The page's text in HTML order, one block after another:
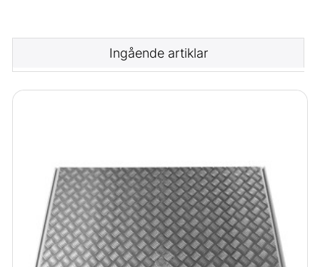
Ingående artiklar